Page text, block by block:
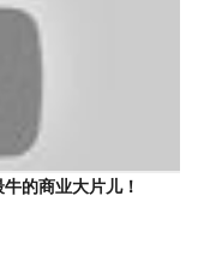
的商业大片儿！